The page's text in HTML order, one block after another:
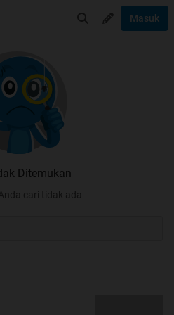
Masuk
Ditemukan
cari tidak ada